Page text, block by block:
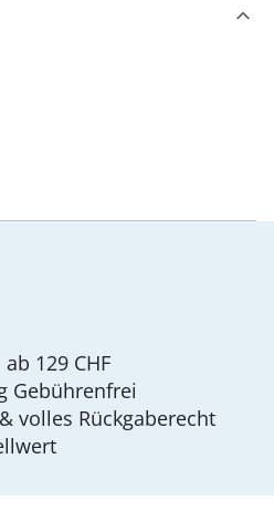
129 CHF
Gebührenfrei
volles Rückgaberecht